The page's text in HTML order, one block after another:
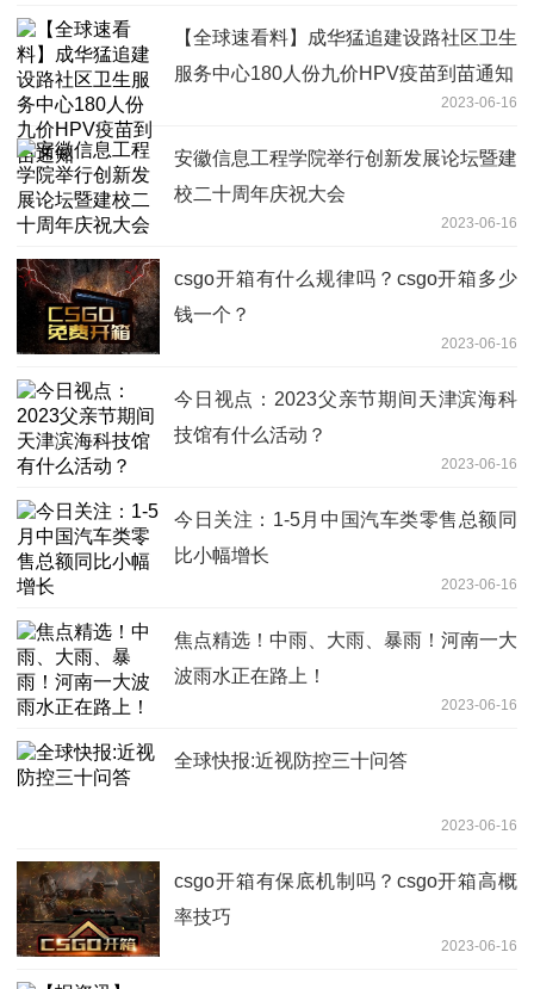
【全球速看料】成华猛追建设路社区卫生
服务中心180人份九价HPV疫苗到苗通知
2023-06-16
安徽信息工程学院举行创新发展论坛暨建
校二十周年庆祝大会
2023-06-16
csgo开箱有什么规律吗？csgo开箱多少
钱一个？
2023-06-16
今日视点：2023父亲节期间天津滨海科
技馆有什么活动？
2023-06-16
今日关注：1-5月中国汽车类零售总额同
比小幅增长
2023-06-16
焦点精选！中雨、大雨、暴雨！河南一大
波雨水正在路上！
2023-06-16
全球快报:近视防控三十问答
2023-06-16
csgo开箱有保底机制吗？csgo开箱高概
率技巧
2023-06-16